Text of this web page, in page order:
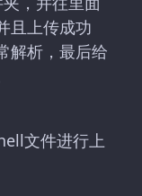
且上传成功
解析，最后给
文件进行上